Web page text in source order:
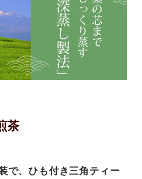
茶
で、ひも付き三角ティー